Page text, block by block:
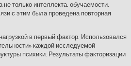
только интеллекта, обучаемости,
с этим была проведена по­вторная
в первый фактор. Использовался
каждой исследуемой
психики. Резуль­таты факторизации